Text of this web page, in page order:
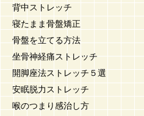
背中ストレッチ
寝たまま骨盤矯正
骨盤を立てる方法
坐骨神経痛ストレッチ
開脚座法ストレッチ５選
安眠脱力ストレッチ
喉のつまり感治し方